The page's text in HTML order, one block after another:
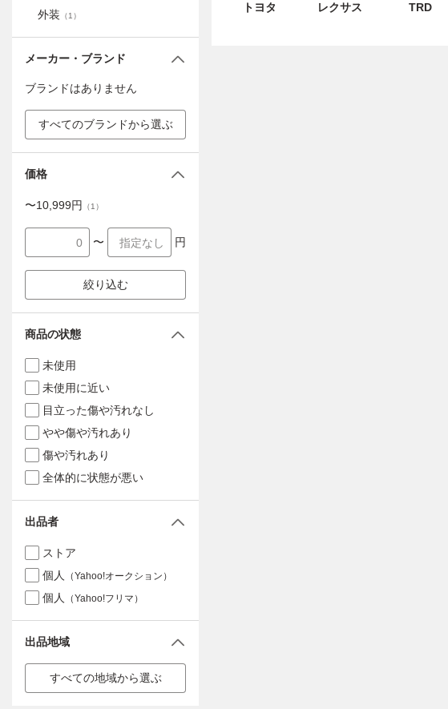
トヨタ レクサス TRD
外装 （1 ）
メーカー・ブランド
ブランドはありません
すべてのブランドから選ぶ
価格
〜10,999円 （1 ）
〜 円
絞り込む
商品の状態
未使用
未使用に近い
目立った傷や汚れなし
やや傷や汚れあり
傷や汚れあり
全体的に状態が悪い
出品者
ストア
個人
（Yahoo!オークション）
個人 （Yahoo!フリマ）
出品地域
すべての地域から選ぶ